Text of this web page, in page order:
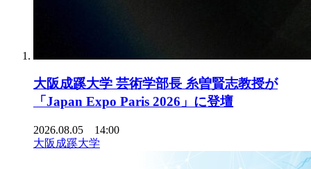
大阪成蹊大学 芸術学部長 糸曽賢志教授が
「Japan Expo Paris 2026」に登壇
2026.08.05 14:00
大阪成蹊大学